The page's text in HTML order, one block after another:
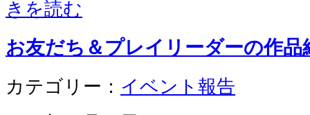
きを読む
お友だち＆プレイリーダーの作品
カテゴリー： イベント報告